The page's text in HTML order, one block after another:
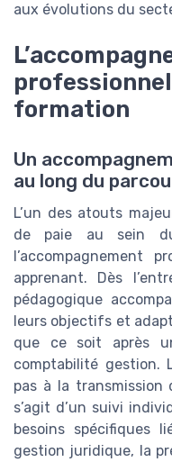
aux évolutions du
formation
Un
au long du
L’un des atouts
de paie au sein
l’accompagnement
apprenant. Dès
pédagogique
leurs objectifs et
que ce soit après
comptabilité gestion.
pas à la transmission
s’agit d’un suivi
besoins spécifiques
gestion juridique, la